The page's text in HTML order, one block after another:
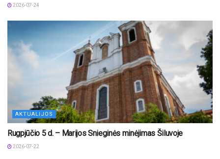
2026-07-24
AKTUALIJOS
Rugpjūčio 5 d. – Marijos Snieginės minėjimas Šiluvoje
2026-07-22